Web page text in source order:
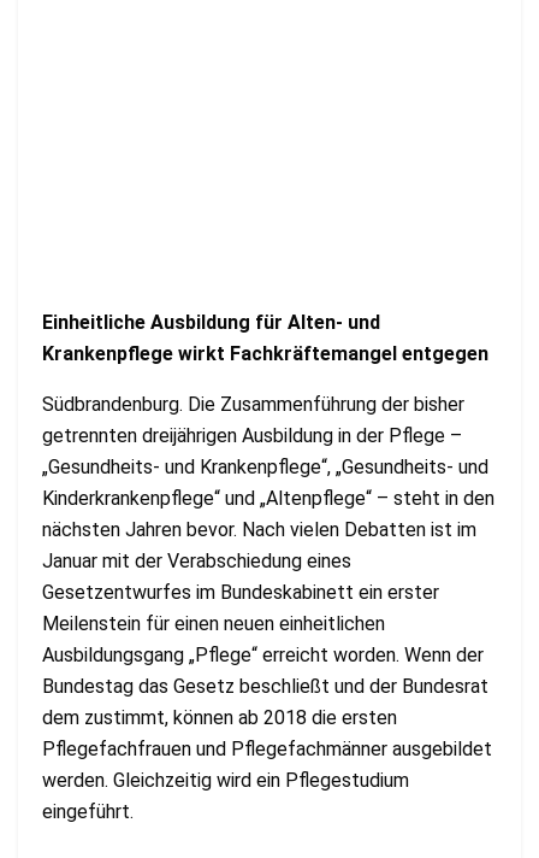
Einheitliche Ausbildung für Alten- und
Krankenpflege wirkt Fachkräftemangel entgegen
Südbrandenburg. Die Zusammenführung der bisher
getrennten dreijährigen Ausbildung in der Pflege –
„Gesundheits- und Krankenpflege“, „Gesundheits- und
Kinderkrankenpflege“ und „Altenpflege“ – steht in den
nächsten Jahren bevor. Nach vielen Debatten ist im
Januar mit der Verabschiedung eines
Gesetzentwurfes im Bundeskabinett ein erster
Meilenstein für einen neuen einheitlichen
Ausbildungsgang „Pflege“ erreicht worden. Wenn der
Bundestag das Gesetz beschließt und der Bundesrat
dem zustimmt, können ab 2018 die ersten
Pflegefachfrauen und Pflegefachmänner ausgebildet
werden. Gleichzeitig wird ein Pflegestudium
eingeführt.